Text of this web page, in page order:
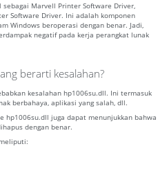
sebagai Marvell Printer Software Driver,
Software Driver. Ini adalah komponen
Windows beroperasi dengan benar. Jadi,
negatif pada kerja perangkat lunak
berarti kesalahan?
kesalahan hp1006su.dll. Ini termasuk
berbahaya, aplikasi yang salah, dll.
hp1006su.dll juga dapat menunjukkan bahwa
dengan benar.